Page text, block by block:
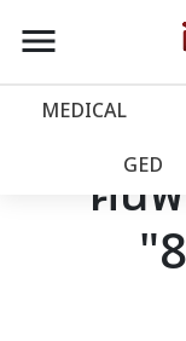
account_balance หน้าแรก
เว็บไซต์
โปรโม
menu
MEDICAL
GED
ค้น